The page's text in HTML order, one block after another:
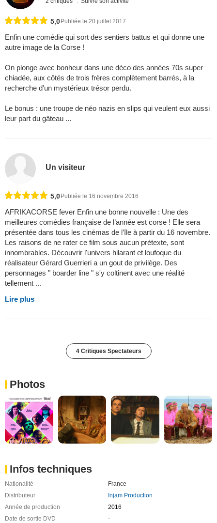
5,0Publiée le 20 juillet 2017
Enfin une comédie qui sort des sentiers battus et qui donne une
autre image de la Corse !
On plonge avec bonheur dans une déco des années 70s super
chiadée, aux côtés de trois frères complètement barrés, à la
recherche d'un mystérieux trésor perdu.
Le bonus : une troupe de néo nazis en slips qui veulent eux aussi
leur part du gâteau ...
Un visiteur
5,0Publiée le 16 novembre 2016
AFRIKACORSE fever Enfin une bonne nouvelle : Une des
meilleures comédies française de l’année est corse ! Elle sera
présentée dans tous les cinémas de l’île à partir du 16 novembre.
Les raisons de ne rater ce film sous aucun prétexte, sont
innombrables. Découvrir l'univers hilarant et loufoque du
réalisateur Gérard Guerrieri a un gout de privilège. Des
personnages " boarder line " s'y coltinent avec une réalité
tellement ...
Lire plus
4 Critiques Spectateurs
Photos
Infos techniques
Nationalité
France
Distributeur
Injam Production
Année de production
2016
Date de sortie DVD
-